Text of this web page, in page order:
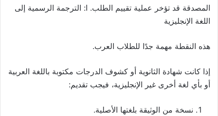
المصدقة قد تؤخر عملية تقييم الطلب. ا: الترجمة الرسمية إلى
اللغة الإنجليزية
هذه النقطة مهمة جدًا للطلاب العرب.
إذا كانت شهادة الثانوية أو كشوف الدرجات مكتوبة باللغة العربية
أو بأي لغة أخرى غير الإنجليزية، فيجب تقديم:
نسخة من الوثيقة بلغتها الأصلية.